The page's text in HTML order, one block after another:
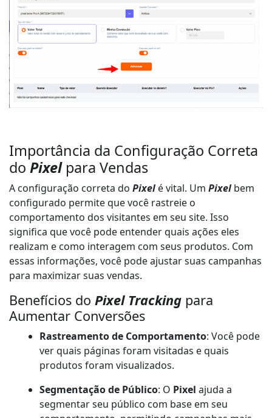
Importância da Configuração Correta
do Pixelpara Vendas
A configuração correta do Pixelé vital. Um Pixelbem
configurado permite que você rastreie o
comportamento dos visitantes em seu site. Isso
significa que você pode entender quais ações eles
realizam e como interagem com seus produtos. Com
essas informações, você pode ajustar suas campanhas
para maximizar suas vendas.
Benefícios do Pixel Tracking para
Aumentar Conversões
Rastreamento de Comportamento: Você pode
ver quais páginas foram visitadas e quais
produtos foram visualizados.
Segmentação de Público: O Pixel ajuda a
segmentar seu público com base em seu